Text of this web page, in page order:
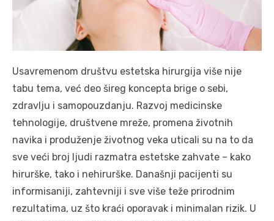
Usavremenom društvu estetska hirurgija više nije
tabu tema, već deo šireg koncepta brige o sebi,
zdravlju i samopouzdanju. Razvoj medicinske
tehnologije, društvene mreže, promena životnih
navika i produženje životnog veka uticali su na to da
sve veći broj ljudi razmatra estetske zahvate – kako
hirurške, tako i nehirurške. Današnji pacijenti su
informisaniji, zahtevniji i sve više teže prirodnim
rezultatima, uz što kraći oporavak i minimalan rizik. U